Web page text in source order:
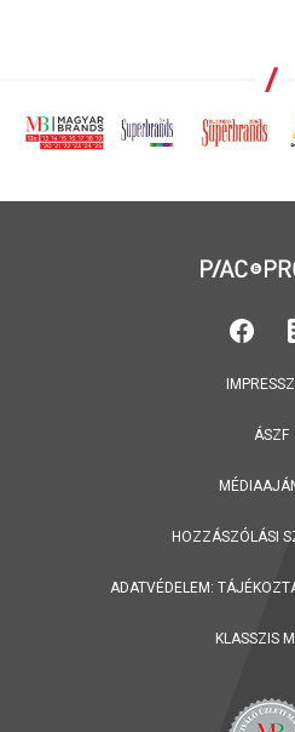
ÁSZF
HOZZÁSZÓLÁSI
ADATVÉDELEM:
KLASSZIS